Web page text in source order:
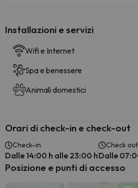
Installazioni e servizi
Wifi e Internet
Spa e benessere
Animali domestici
Orari di check-in e check-out
Check-in
Dalle 14:00 h alle 23:00 h
Check out
Dalle
Posizione e punti di accesso